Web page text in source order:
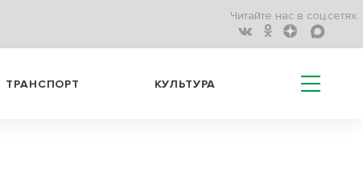
Читайте нас в соц.сетях:
ТРАНСПОРТ КУЛЬТУРА